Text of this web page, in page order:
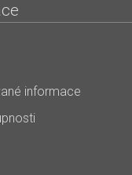
informace